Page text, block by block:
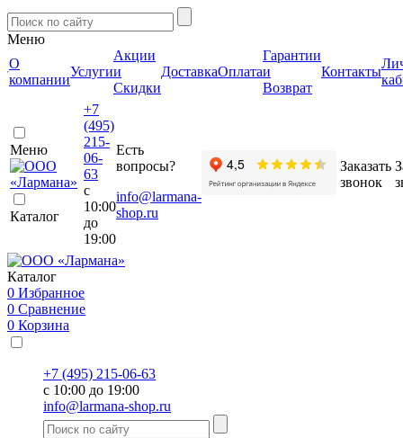
Меню
О
компании
Услуги
Акции
и
Скидки
ДоставкаОплата
Гарантии
и
Возврат
Контакты
Меню
Каталог
+7
(495)
215-
06-
63
с
10:00
до
19:00
Есть
вопросы?
info@larmana-
shop.ru
Заказать
звонок
Каталог
0 Избранное
0 Сравнение
0 Корзина
+7 (495) 215-06-63
с 10:00 до 19:00
info@larmana-shop.ru